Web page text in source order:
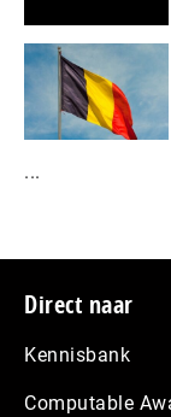
...
Footer
Direct naar
Kennisbank
Computable